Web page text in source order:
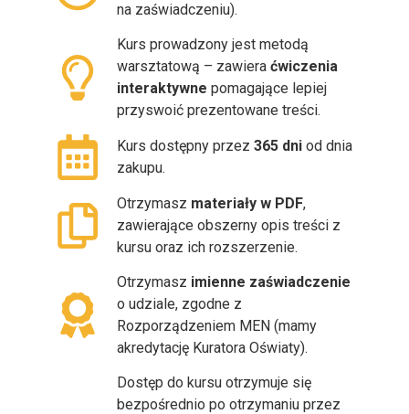
na zaświadczeniu).
Kurs prowadzony jest metodą
warsztatową – zawiera ćwiczenia
interaktywne pomagające lepiej
przyswoić prezentowane treści.
Kurs dostępny przez 365 dni od dnia
zakupu.
Otrzymasz materiały w PDF,
zawierające obszerny opis treści z
kursu oraz ich rozszerzenie.
Otrzymasz imienne zaświadczenie
o udziale, zgodne z
Rozporządzeniem MEN (mamy
akredytację Kuratora Oświaty).
Dostęp do kursu otrzymuje się
bezpośrednio po otrzymaniu przez